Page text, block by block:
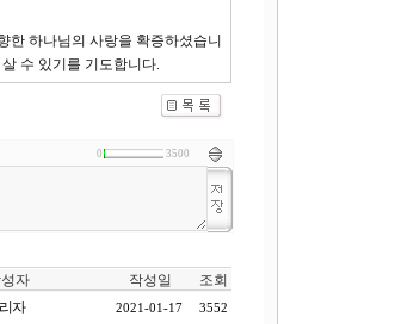
한 하나님의 사랑을 확증하셨습니
수 있기를 기도합니다.
0 3500
자 작성일 조회
자 2021-01-17 3552